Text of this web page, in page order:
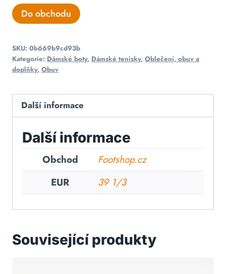
Do obchodu
SKU: 0b669b9cd93b
Kategorie: Dámské boty, Dámské tenisky, Oblečení, obuv a
doplňky, Obuv
Další informace
Další informace
Obchod
Footshop.cz
EUR
39 1/3
Související produkty